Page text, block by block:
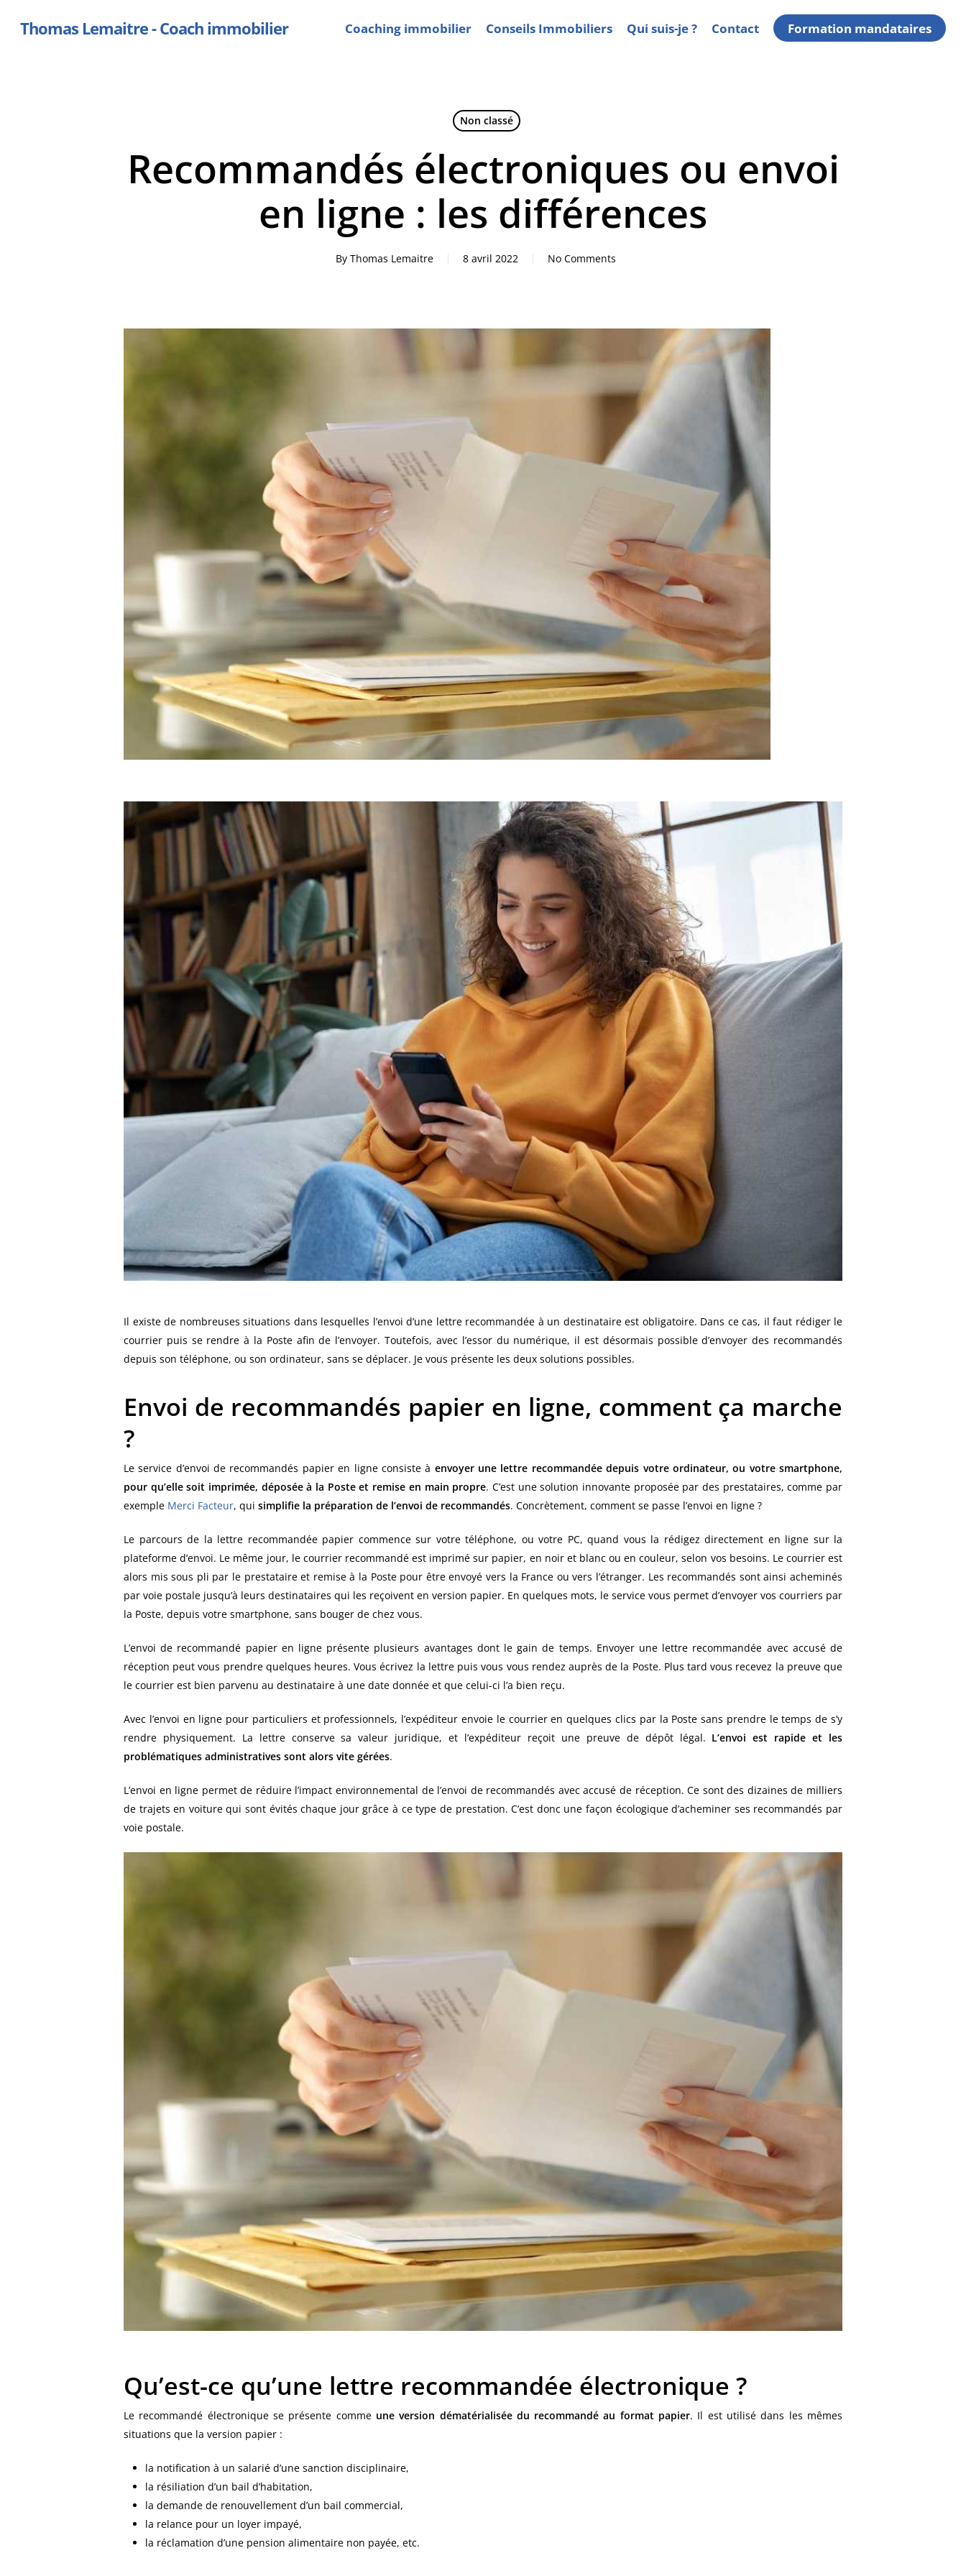
Thomas Lemaitre - Coach immobilier Coaching immobilier Conseils Immobiliers Qui suis-je ? Contact Formation mandataires
Non classé
Recommandés électroniques ou envoi
en ligne : les différences
By Thomas Lemaitre 8 avril 2022 No Comments
Il existe de nombreuses situations dans lesquelles l’envoi d’une lettre recommandée à un destinataire est obligatoire. Dans ce cas, il faut rédiger le
courrier puis se rendre à la Poste afin de l’envoyer. Toutefois, avec l’essor du numérique, il est désormais possible d’envoyer des recommandés
depuis son téléphone, ou son ordinateur, sans se déplacer. Je vous présente les deux solutions possibles.
Envoi de recommandés papier en ligne, comment ça marche
?
Le service d’envoi de recommandés papier en ligne consiste à envoyer une lettre recommandée depuis votre ordinateur, ou votre smartphone,
pour qu’elle soit imprimée, déposée à la Poste et remise en main propre. C’est une solution innovante proposée par des prestataires, comme par
exemple Merci Facteur, qui simplifie la préparation de l’envoi de recommandés. Concrètement, comment se passe l’envoi en ligne ?
Le parcours de la lettre recommandée papier commence sur votre téléphone, ou votre PC, quand vous la rédigez directement en ligne sur la
plateforme d’envoi. Le même jour, le courrier recommandé est imprimé sur papier, en noir et blanc ou en couleur, selon vos besoins. Le courrier est
alors mis sous pli par le prestataire et remise à la Poste pour être envoyé vers la France ou vers l’étranger. Les recommandés sont ainsi acheminés
par voie postale jusqu’à leurs destinataires qui les reçoivent en version papier. En quelques mots, le service vous permet d’envoyer vos courriers par
la Poste, depuis votre smartphone, sans bouger de chez vous.
L’envoi de recommandé papier en ligne présente plusieurs avantages dont le gain de temps. Envoyer une lettre recommandée avec accusé de
réception peut vous prendre quelques heures. Vous écrivez la lettre puis vous vous rendez auprès de la Poste. Plus tard vous recevez la preuve que
le courrier est bien parvenu au destinataire à une date donnée et que celui-ci l’a bien reçu.
Avec l’envoi en ligne pour particuliers et professionnels, l’expéditeur envoie le courrier en quelques clics par la Poste sans prendre le temps de s’y
rendre physiquement. La lettre conserve sa valeur juridique, et l’expéditeur reçoit une preuve de dépôt légal. L’envoi est rapide et les
problématiques administratives sont alors vite gérées.
L’envoi en ligne permet de réduire l’impact environnemental de l’envoi de recommandés avec accusé de réception. Ce sont des dizaines de milliers
de trajets en voiture qui sont évités chaque jour grâce à ce type de prestation. C’est donc une façon écologique d’acheminer ses recommandés par
voie postale.
Qu’est-ce qu’une lettre recommandée électronique ?
Le recommandé électronique se présente comme une version dématérialisée du recommandé au format papier. Il est utilisé dans les mêmes
situations que la version papier :
la notification à un salarié d’une sanction disciplinaire,
la résiliation d’un bail d’habitation,
la demande de renouvellement d’un bail commercial,
la relance pour un loyer impayé,
la réclamation d’une pension alimentaire non payée, etc.